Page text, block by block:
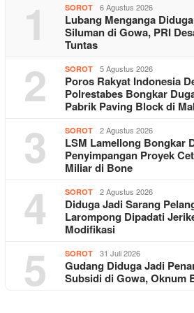
1 SOROT 6 Agustus 2026
Lubang Menganga
Siluman di Gowa, PRI
Tuntas
2 SOROT 5 Agustus 2026
Poros Rakyat Indonesia
Polrestabes Bongkar
Pabrik Paving Block di
3 SOROT 2 Agustus 2026
LSM Lamellong Bongkar
Penyimpangan Proyek
Miliar di Bone
4 SOROT 2 Agustus 2026
Diduga Jadi Sarang
Larompong Dipadati
Modifikasi
5 SOROT 31 Juli 2026
Gudang Diduga Jadi
Subsidi di Gowa, Oknum